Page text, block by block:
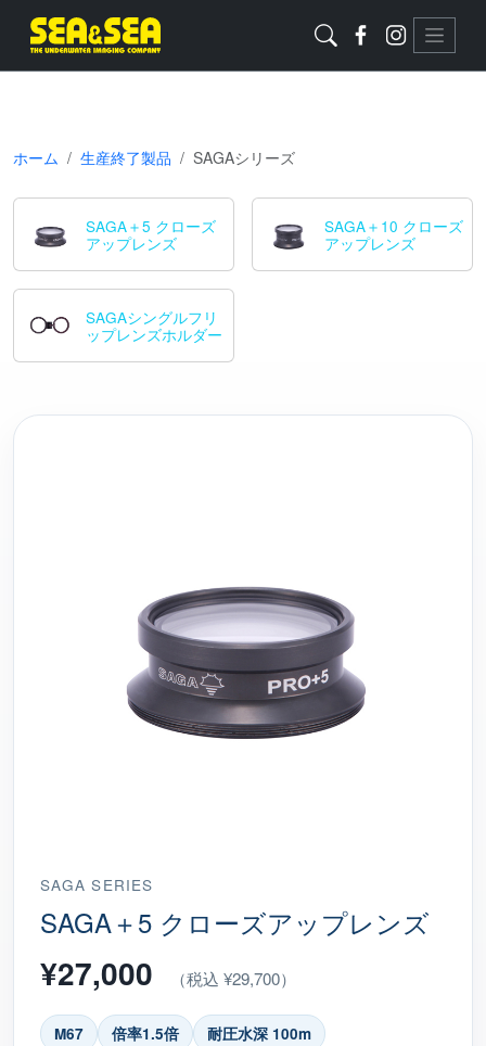
ホーム 生産終了製品 SAGAシリーズ
SAGA＋5 クローズ
アップレンズ
SAGA＋10 クローズ
アップレンズ
SAGAシングルフリ
ップレンズホルダー
SAGA SERIES
SAGA＋5 クローズアップレンズ
¥27,000 （税込 ¥29,700）
M67 倍率1.5倍 耐圧水深 100m